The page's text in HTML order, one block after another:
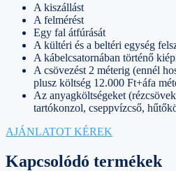
A kiszállást
A felmérést
Egy fal átfúrását
A kültéri és a beltéri egység
A kábelcsatornában történő
A csövezést 2 méterig (ennél
plusz költség 12.000 Ft+áfa
Az anyagköltségeket
tartókonzol, cseppvízcső,
AJÁNLATOT KÉREK
Kapcsolódó termékek